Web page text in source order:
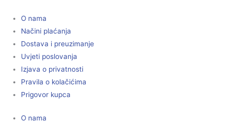
O nama
Načini plaćanja
Dostava i preuzimanje
Uvjeti poslovanja
Izjava o privatnosti
Pravila o kolačićima
Prigovor kupca
O nama